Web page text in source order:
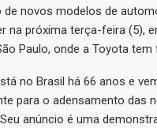
de novos modelos de
na próxima terça-feira (5),
Paulo, onde a Toyota tem
no Brasil há 66 anos e
para o adensamento das
anúncio é uma